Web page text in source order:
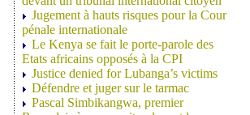
Jugement à hauts risques pour la Cour
pénale internationale
Le Kenya se fait le porte-parole des
Etats africains opposés à la CPI
Justice denied for Lubanga’s victims
Défendre et juger sur le tarmac
Pascal Simbikangwa, premier